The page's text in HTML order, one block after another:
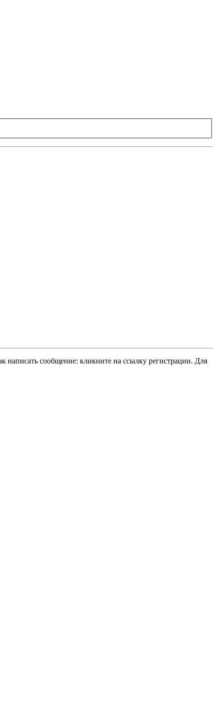
написать сообщение: кликните на ссылку регистрации. Для